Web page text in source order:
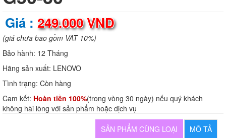
Giá : 249.000 VND
(giá chưa bao gồm VAT 10%)
Bảo hành: 12 Tháng
Hãng sản xuất: LENOVO
Tình trạng: Còn hàng
Cam kết: Hoàn tiền 100%(trong vòng 30 ngày) nếu quý khách
không hài lòng với sản phẩm hoặc dịch vụ
MÔ TẢ
SẢN PHẨM CÙNG LOẠI